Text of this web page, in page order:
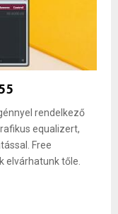
rendelkező
equalizert,
Free
elvárhatunk tőle.